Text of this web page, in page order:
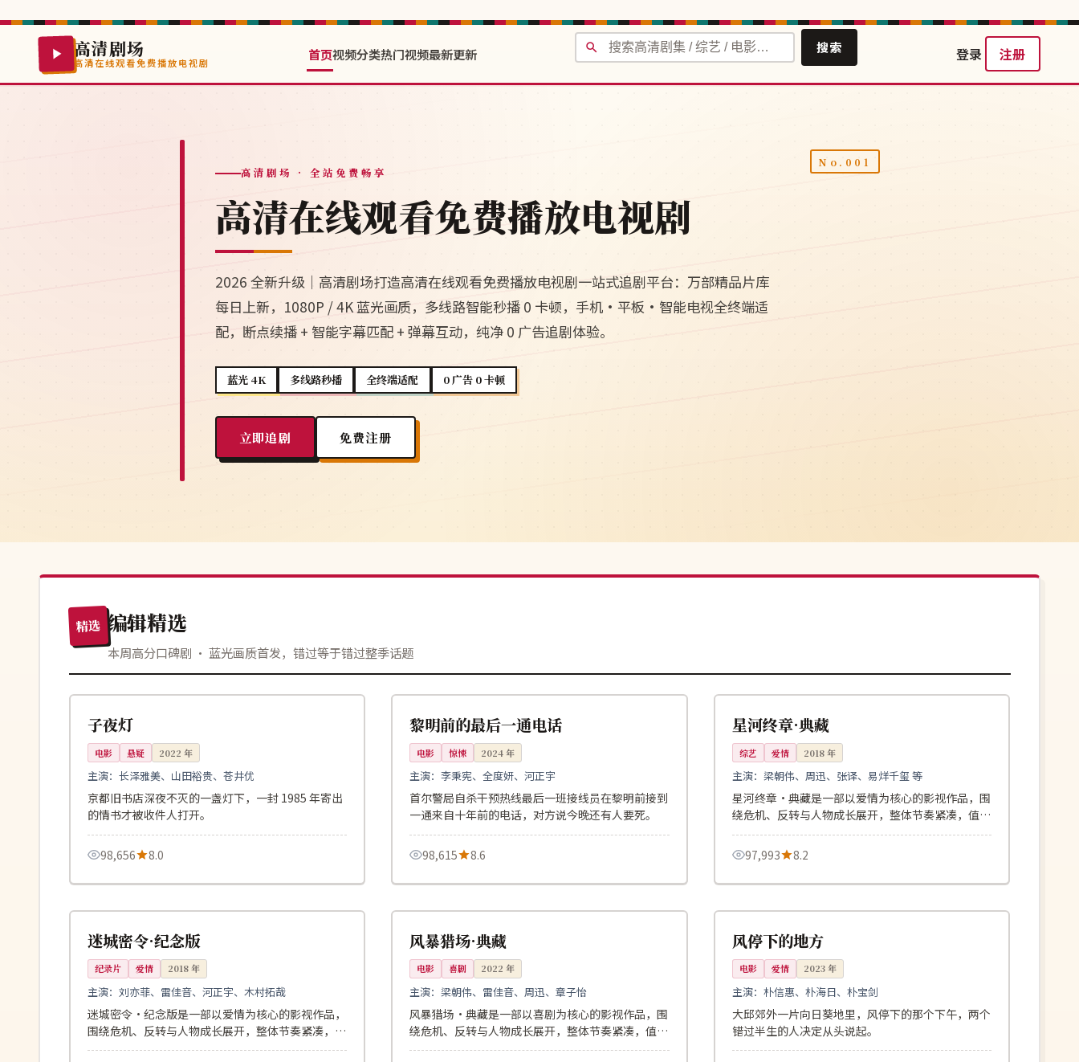
高清剧场
高清在线观看免费播放电视剧 首页视频分类热门视频最新更新 搜索 登录 注册
高清剧场 · 全站免费畅享
高清在线观看免费播放电视剧
2026 全新升级｜高清剧场打造高清在线观看免费播放电视剧一站式追剧平台：万部精品片库
每日上新，1080P / 4K 蓝光画质，多线路智能秒播 0 卡顿，手机·平板·智能电视全终端适
配，断点续播 + 智能字幕匹配 + 弹幕互动，纯净 0 广告追剧体验。
蓝光 4K 多线路秒播 全终端适配 0 广告 0 卡顿
立即追剧 免费注册
精选 编辑精选
本周高分口碑剧 · 蓝光画质首发，错过等于错过整季话题
日本
完结 109分钟
子夜灯
电影 悬疑 2022 年
主演： 长泽雅美、山田裕贵、苍井优
京都旧书店深夜不灭的一盏灯下，一封 1985 年寄出
的情书才被收件人打开。
98,656 8.0
韩国
杜比 117分钟
黎明前的最后一通电话
电影 惊悚 2024年
主演：李秉宪、全度妍、河正宇
首尔警局自杀干预热线最后一班接线员在黎明前接到
一通来自十年前的电话，对方说今晚还有人要死。
98,615 8.6
韩国
热播 164分钟
星河终章·典藏
综艺 爱情 2018年
主演： 梁朝伟、周迅、张译、易烊千玺 等
星河终章·典藏是一部以爱情为核心的影视作品，围
绕危机、反转与人物成长展开，整体节奏紧凑，值得
推荐观看。
97,993
8.2
中国
完结 104分钟
迷城密令·纪念版
纪录片 爱情 2018年
主演： 刘亦菲、雷佳音、河正宇、木村拓哉
迷城密令·纪念版是一部以爱情为核心的影视作品，
围绕危机、反转与人物成长展开，整体节奏紧凑，值
得推荐观看。
中国
4K 167分钟
风暴猎场·典藏
电影 喜剧 2022 年
主演：梁朝伟、雷佳音、周迅、章子怡
风暴猎场·典藏是一部以喜剧为核心的影视作品，围
绕危机、反转与人物成长展开，整体节奏紧凑，值得
推荐观看。
韩国
独播 113分钟
风停下的地方
电影 爱情 2023年
主演： 朴信惠、朴海日、朴宝剑
大邱郊外一片向日葵地里，风停下的那个下午，两个
错过半生的人决定从头说起。